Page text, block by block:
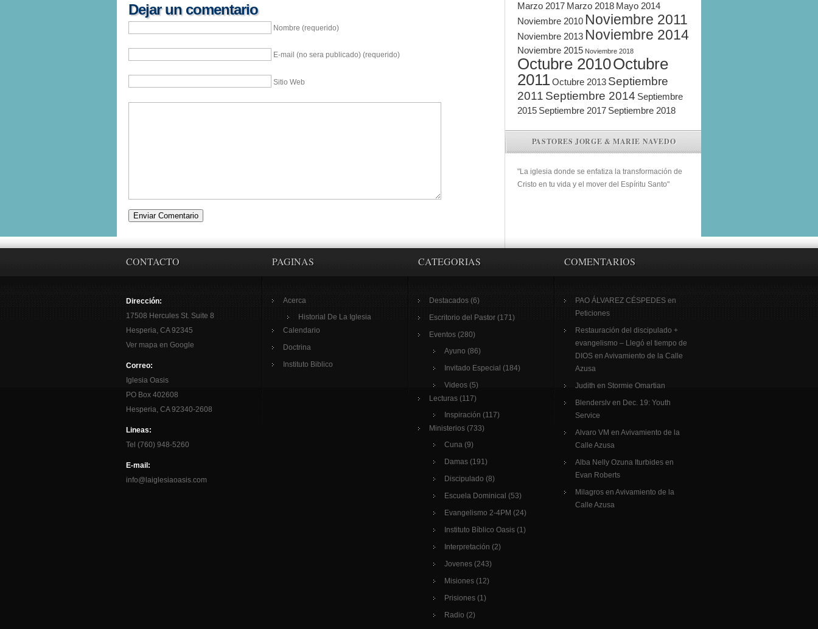
Dejar un comentario
Nombre (requerido)
E-mail (no sera publicado) (requerido)
Sitio Web
Marzo 2017 Marzo 2018 Mayo 2014
Noviembre 2010 Noviembre 2011
Noviembre 2013 Noviembre 2014
Noviembre 2015 Noviembre 2018
Octubre 2010Octubre
2011Octubre 2013 Septiembre
2011 Septiembre 2014 Septiembre
2015 Septiembre 2017 Septiembre 2018
PASTORES JORGE & MARIE NAVEDO
"La iglesia donde se enfatiza la transformación de
Cristo en tu vida y el mover del Espíritu Santo"
CONTACTO
Dirección:
17508 Hercules St. Suite 8
Hesperia, CA 92345
Ver mapa en Google
Correo:
Iglesia Oasis
PO Box 402608
Hesperia, CA 92340-2608
Lineas:
Tel (760) 948-5260
E-mail:
info@laiglesiaoasis.com
PAGINAS
Acerca
Historial De La Iglesia
Calendario
Doctrina
Instituto Biblico
CATEGORIAS
Destacados (6)
Escritorio del Pastor (171)
Eventos (280)
Ayuno (86)
Invitado Especial (184)
Videos (5)
Lecturas (117)
Inspiración (117)
Ministerios (733)
Cuna (9)
Damas (191)
Discipulado (8)
Escuela Dominical (53)
Evangelismo 2-4PM (24)
Instituto Bíblico Oasis (1)
Interpretación (2)
Jovenes (243)
Misiones (12)
Prisiones (1)
Radio (2)
COMENTARIOS
PAO ÁLVAREZ CÉSPEDES en
Peticiones
Restauración del discipulado +
evangelismo – Llegó el tiempo de
DIOS en Avivamiento de la Calle
Azusa
Judith en Stormie Omartian
Blenderslv en Dec. 19: Youth
Service
Alvaro VM en Avivamiento de la
Calle Azusa
Alba Nelly Ozuna Iturbides en
Evan Roberts
Milagros en Avivamiento de la
Calle Azusa